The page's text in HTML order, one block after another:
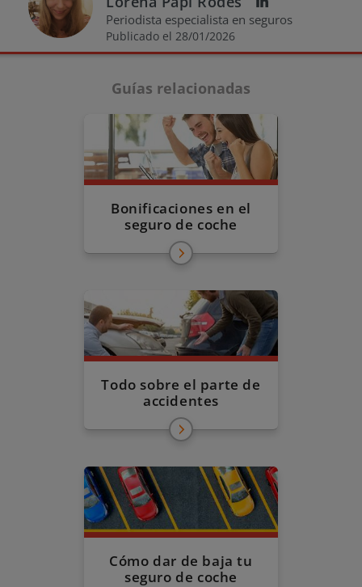
Periodista especialista en seguros
Publicado el 28/01/2026
Guías relacionadas
Bonificaciones en el
seguro de coche
Todo sobre el parte de
accidentes
Cómo dar de baja tu
seguro de coche